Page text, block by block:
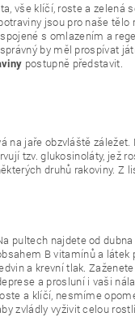
vše klíčí, roste a zelená
jsou pro naše
s omlazením a
by měl prospívat
postupně představit.
na jaře obzvláště
tzv. glukosinoláty, jež
druhů rakoviny. Z
pultech najdete od
B vitamínů a látek
a krevní tlak.
a prosluní i vaši
a klíčí, nesmíme
zvládly vyživit celou